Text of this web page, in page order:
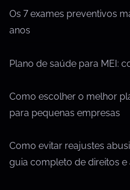
Os 7 exames preventivos
anos
Plano de saúde para MEI:
Como escolher o melhor
para pequenas empresas
Como evitar reajustes
guia completo de direitos e